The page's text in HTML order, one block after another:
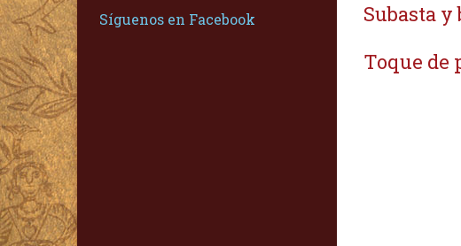
Síguenos en Facebook
Subasta
Toque de